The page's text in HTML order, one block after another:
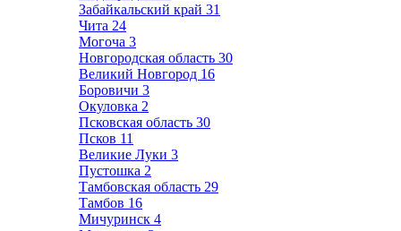
Забайкальский край 31
Чита 24
Могоча 3
Новгородская область 30
Великий Новгород 16
Боровичи 3
Окуловка 2
Псковская область 30
Псков 11
Великие Луки 3
Пустошка 2
Тамбовская область 29
Тамбов 16
Мичуринск 4